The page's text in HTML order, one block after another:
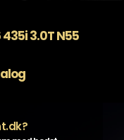
3.0T N55